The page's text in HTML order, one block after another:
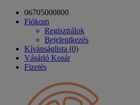
06705000800
Fiókom
Regisztrálok
Bejelentkezés
Kívánságlista (0)
Vásárló Kosár
Fizetés